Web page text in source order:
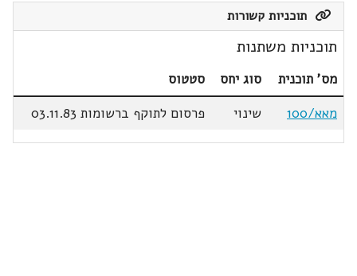
תוכניות קשורות
תוכניות משתנות
מס' תוכנית סוג יחס
סטטוס
מאא/100
שינוי פרסום לתוקף ברשומות 03.11.83